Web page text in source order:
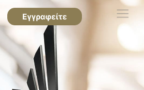
Εγγραφείτε